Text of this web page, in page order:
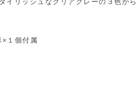
１個付属